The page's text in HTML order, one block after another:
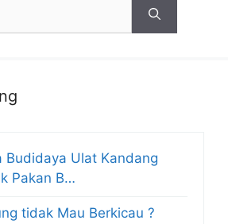
Budidaya Ulat Kandang
Pakan B…
tidak Mau Berkicau ?